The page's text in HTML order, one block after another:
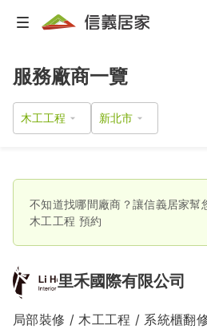
服務廠商一覽
木工工程
不知道找哪間廠商？讓信義居家幫
木工工程 預約
里禾國際有限公司
局部裝修 / 木工工程 / 系統櫃翻